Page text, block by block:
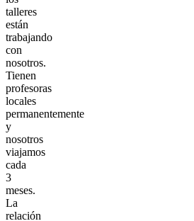
talleres
están
trabajando
con
nosotros.
Tienen
profesoras
locales
permanentemente
y
nosotros
viajamos
cada
3
meses.
La
relación